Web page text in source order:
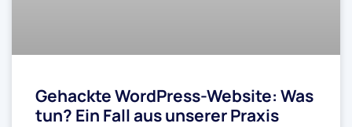
Gehackte WordPress-Website: Was
tun? Ein Fall aus unserer Praxis